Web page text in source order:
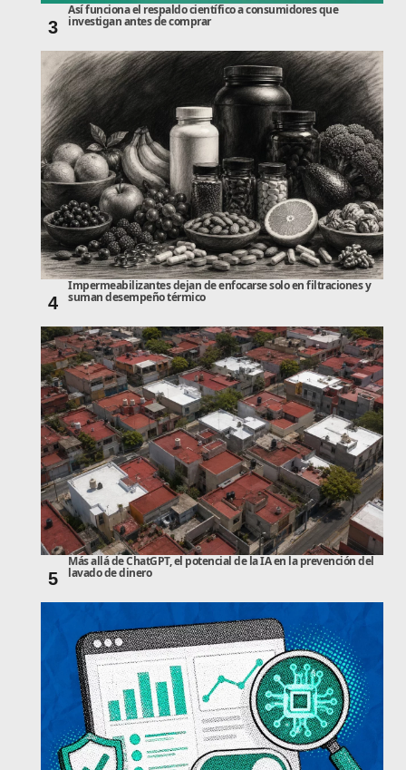
3
Así funciona el respaldo científico a consumidores que
investigan antes de comprar
4
Impermeabilizantes dejan de enfocarse solo en filtraciones y
suman desempeño térmico
5
Más allá de ChatGPT, el potencial de la IA en la prevención del
lavado de dinero